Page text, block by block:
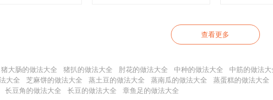
查看更多
猪大肠的做法大全 猪扒的做法大全 肘花的做法大全 中种的做法大全 中筋的做法大
大全
芝麻饼的做法大全 蒸土豆的做法大全 蒸南瓜的做法大全 蒸蛋糕的做法大全
长豆角的做法大全 长豆的做法大全
章鱼足的做法大全